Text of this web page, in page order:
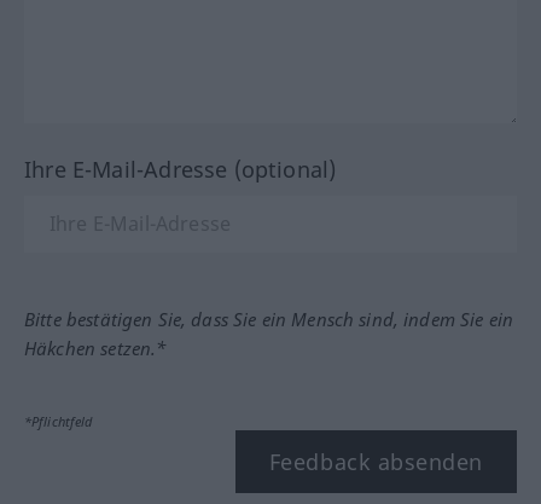
Ihre E-Mail-Adresse (optional)
Bitte bestätigen Sie, dass Sie ein Mensch sind, indem Sie ein
Häkchen setzen.*
*Pflichtfeld
Feedback absenden